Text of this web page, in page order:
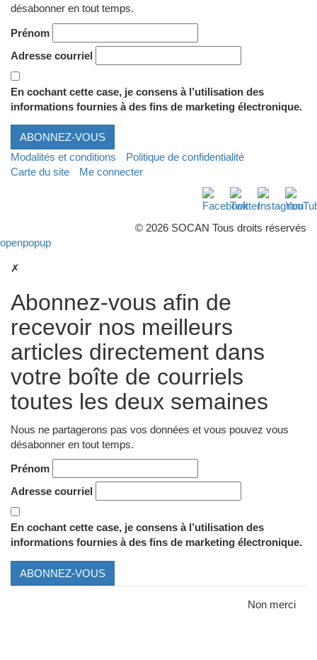
désabonner en tout temps.
Prénom
Adresse courriel
En cochant cette case, je consens à l’utilisation des
informations fournies à des fins de marketing électronique.
ABONNEZ-VOUS
Modalités et conditions
Politique de confidentialité
Carte du site
Me connecter
© 2026 SOCAN Tous droits réservés
openpopup
✗
Abonnez-vous afin de
recevoir nos meilleurs
articles directement dans
votre boîte de courriels
toutes les deux semaines
Nous ne partagerons pas vos données et vous pouvez vous
désabonner en tout temps.
Prénom
Adresse courriel
En cochant cette case, je consens à l’utilisation des
informations fournies à des fins de marketing électronique.
ABONNEZ-VOUS
Non merci